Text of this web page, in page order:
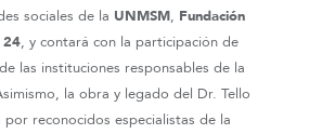
sociales de la UNMSM, Fundación
24, y contará con la participación de
las instituciones responsables de la
la obra y legado del Dr. Tello
reconocidos especialistas de la